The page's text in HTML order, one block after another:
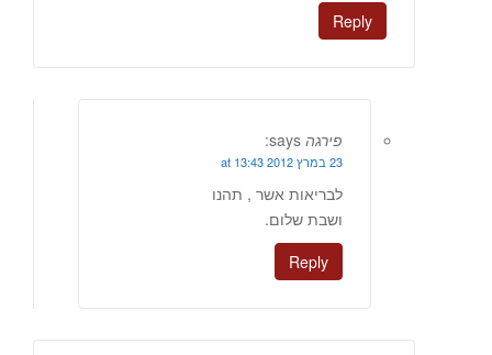
Reply
פירגה says:
23 במרץ 2012 at 13:43
לבריאות אשר , תהנו
ושבת שלום.
Reply